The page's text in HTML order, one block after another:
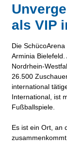
als VIP
Die
Arminia
Nordrhein-
26.500
international
International, ist
Fußballspiele.
Es ist ein Ort, an